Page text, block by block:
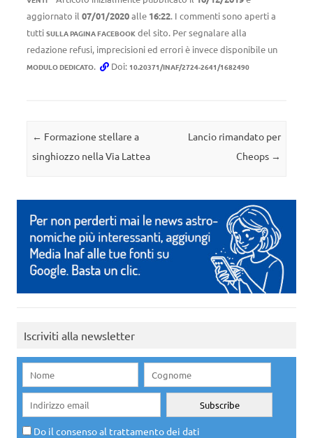
aggiornato il 07/01/2020alle 16:22. I commenti sono aperti a
tutti SULLA PAGINA FACEBOOK del sito. Per segnalare alla
redazione refusi, imprecisioni ed errori è invece disponibile un
MODULO DEDICATO. Doi: 10.20371/INAF/2724-2641/1682490
Navigazione articolo
← Formazione stellare a
singhiozzo nella Via Lattea
Lancio rimandato per
Cheops →
Iscriviti alla newsletter
Do il consenso al trattamento dei dati